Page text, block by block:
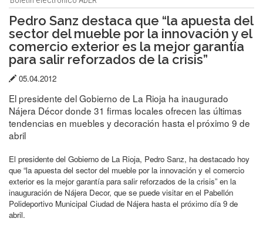
Pedro Sanz destaca que “la apuesta del
sector del mueble por la innovación y el
comercio exterior es la mejor garantía
para salir reforzados de la crisis”
Fecha
publicación:
05.04.2012
El presidente del Gobierno de La Rioja ha inaugurado
Nájera Décor donde 31 firmas locales ofrecen las últimas
tendencias en muebles y decoración hasta el próximo 9 de
abril
El presidente del Gobierno de La Rioja, Pedro Sanz, ha destacado hoy
que “la apuesta del sector del mueble por la innovación y el comercio
exterior es la mejor garantía para salir reforzados de la crisis” en la
inauguración de Nájera Decor, que se puede visitar en el Pabellón
Polideportivo Municipal Ciudad de Nájera hasta el próximo día 9 de
abril.